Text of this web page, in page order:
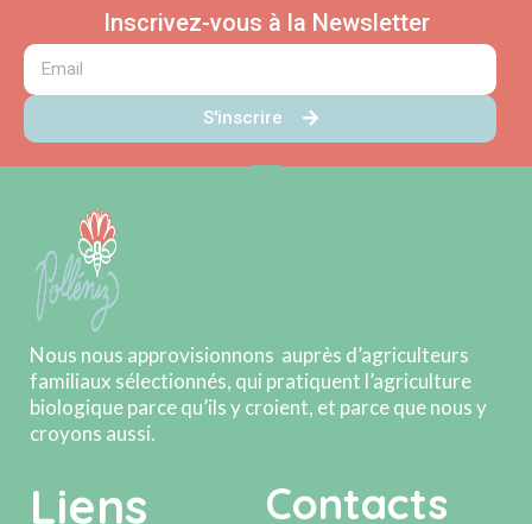
Inscrivez-vous à la Newsletter
S'inscrire
Nous nous approvisionnons auprès d’agriculteurs
familiaux sélectionnés, qui pratiquent l’agriculture
biologique parce qu’ils y croient, et parce que nous y
croyons aussi.
Liens Contacts